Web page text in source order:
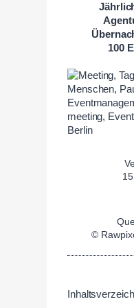
100
©